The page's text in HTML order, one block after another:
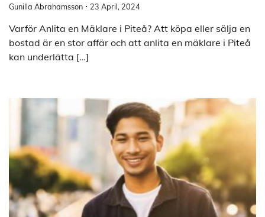
Gunilla Abrahamsson 23 April, 2024
Varför Anlita en Mäklare i Piteå? Att köpa eller sälja en
bostad är en stor affär och att anlita en mäklare i Piteå
kan underlätta […]